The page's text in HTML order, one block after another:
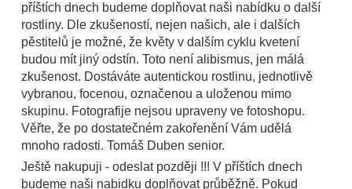
příštích dnech budeme doplňovat naši nabídku o další
rostliny. Dle zkušeností, nejen našich, ale i dalších
pěstitelů je možné, že květy v dalším cyklu kvetení
budou mít jiný odstín. Toto není alibismus, jen málá
zkušenost. Dostáváte autentickou rostlinu, jednotlivě
vybranou, focenou, označenou a uloženou mimo
skupinu. Fotografije nejsou upraveny ve fotoshopu.
Věřte, že po dostatečném zakořenění Vám udělá
mnoho radosti. Tomáš Duben senior.
Ještě nakupuji - odeslat později !!! V příštích dnech
budeme naši nabidku doplňovat průběžně. Pokud